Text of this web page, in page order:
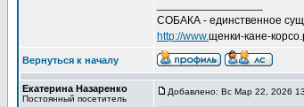
СОБАКА - единственное
http://www.щенки-кане-
Вернуться к началу
Екатерина Назаренко
Постоянный посетитель
Добавлено: Вс Мар 22, 2026